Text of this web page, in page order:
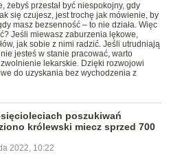
żebyś przestał być niespokojny, gdy
się czujesz, jest trochę jak mówienie, by
masz bezsenność – to nie działa. Więc
Jeśli miewasz zaburzenia lękowe,
jak sobie z nimi radzić. Jeśli utrudniają
jesteś w stanie pracować, warto
lekarskie. Dzięki rozwojowi
do uzyskania bez wychodzenia z
poszukiwań
królewski miecz sprzed 700
2022, 10:22